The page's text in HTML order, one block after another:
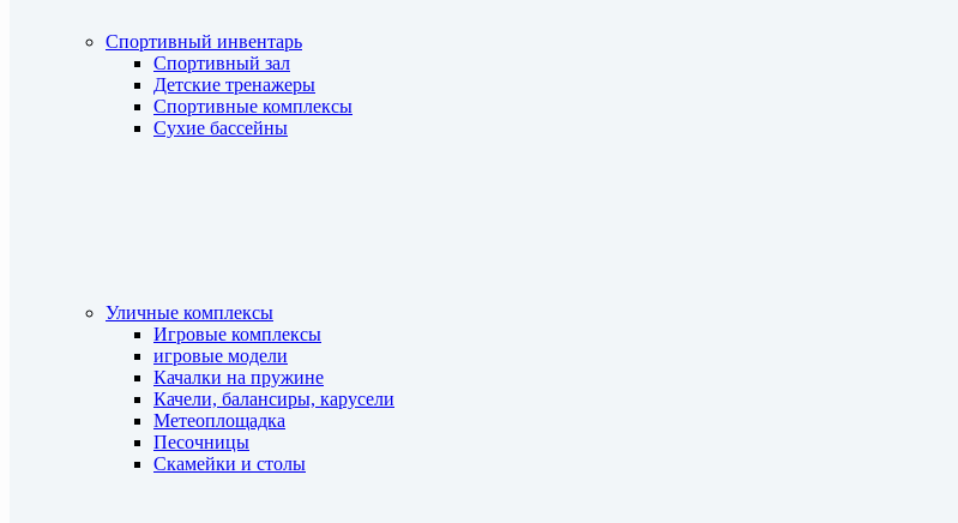
Спортивный инвентарь
Спортивный зал
Детские тренажеры
Спортивные комплексы
Сухие бассейны
Уличные комплексы
Игровые комплексы
игровые модели
Качалки на пружине
Качели, балансиры, карусели
Метеоплощадка
Песочницы
Скамейки и столы